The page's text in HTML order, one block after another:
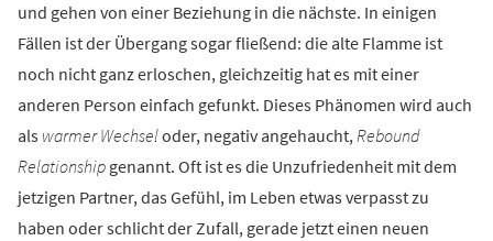
und gehen von einer Beziehung in die nächste. In einigen
Fällen ist der Übergang sogar fließend: die alte Flamme ist
noch nicht ganz erloschen, gleichzeitig hat es mit einer
anderen Person einfach gefunkt. Dieses Phänomen wird auch
als warmer Wechseloder, negativ angehaucht,Rebound
Relationship genannt. Oft ist es die Unzufriedenheit mit dem
jetzigen Partner, das Gefühl, im Leben etwas verpasst zu
haben oder schlicht der Zufall, gerade jetzt einen neuen